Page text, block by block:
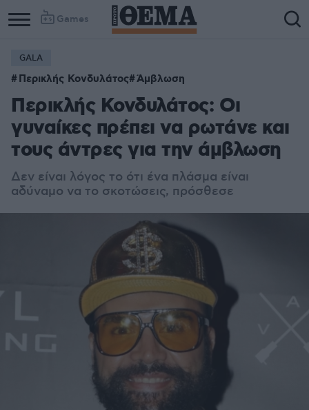
Games
GALA
Περικλής Κονδυλάτος Άμβλωση
Περικλής Κονδυλάτος: Οι
γυναίκες πρέπει να ρωτάνε και
τους άντρες για την άμβλωση
Δεν είναι λόγος το ότι ένα πλάσμα είναι
αδύναμο να το σκοτώσεις, πρόσθεσε